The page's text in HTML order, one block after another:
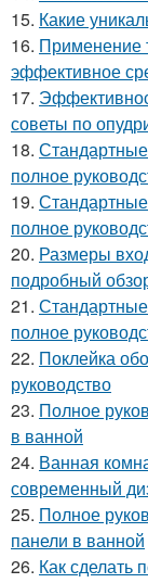
15. Какие
16. Применение
эффективное
17.
советы по
18.
полное
19.
полное
20. Размеры
подробный
21.
полное
22. Поклейка
руководство
23. Полное
в ванной
24. Ванная
современный
25. Полное
панели в ванной
26. Как сделать